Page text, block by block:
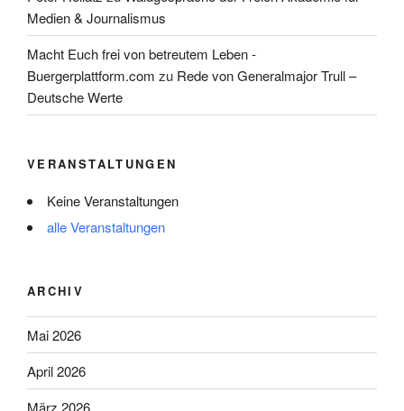
Medien & Journalismus
Macht Euch frei von betreutem Leben -
Buergerplattform.com zu Rede von Generalmajor Trull –
Deutsche Werte
VERANSTALTUNGEN
Keine Veranstaltungen
alle Veranstaltungen
ARCHIV
Mai 2026
April 2026
März 2026